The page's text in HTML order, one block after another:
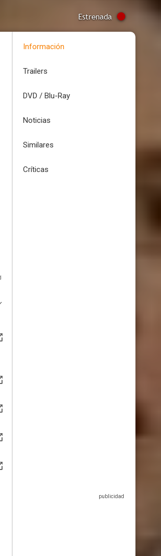
Estrenada
Información
Trailers
DVD / Blu-Ray
Noticias
Similares
Críticas